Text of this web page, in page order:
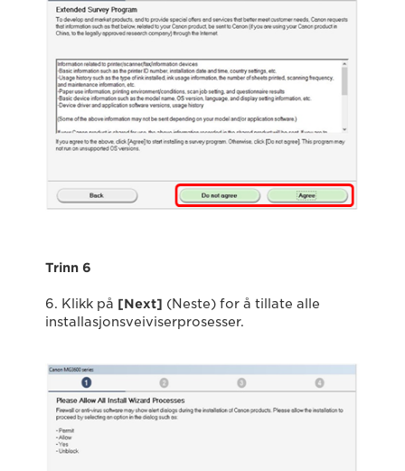
Trinn 6
6. Klikk på [Next] (Neste) for å tillate alle
installasjonsveiviserprosesser.